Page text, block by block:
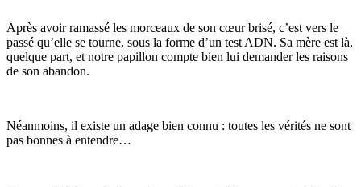
Après avoir ramassé les morceaux de son cœur brisé, c’est vers le
passé qu’elle se tourne, sous la forme d’un test ADN. Sa mère est là,
quelque part, et notre papillon compte bien lui demander les raisons
de son abandon.
Néanmoins, il existe un adage bien connu : toutes les vérités ne sont
pas bonnes à entendre…